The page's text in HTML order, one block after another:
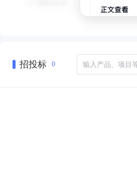
招投标 0